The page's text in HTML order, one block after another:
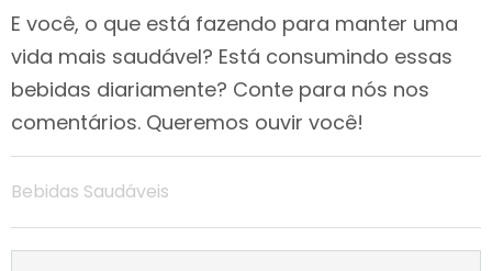
E você, o que está fazendo para manter uma
vida mais saudável? Está consumindo essas
bebidas diariamente? Conte para nós nos
comentários. Queremos ouvir você!
Bebidas Saudáveis